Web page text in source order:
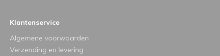
Klantenservice
Algemene voorwaarden
Verzending en levering